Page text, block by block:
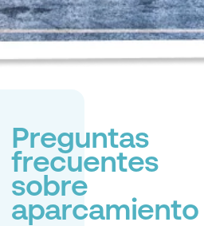
Preguntas
frecuentes
sobre
aparcamiento